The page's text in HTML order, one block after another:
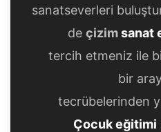
sanatseverleri
de çizimsanat
tercih etmeniz ile
bir
tecrübelerinden
Çocuk eğitimi